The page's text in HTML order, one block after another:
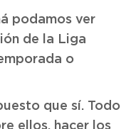
podamos ver
de la Liga
o
que sí. Todo
ellos, hacer los